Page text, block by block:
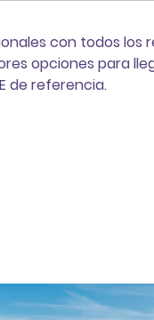
con todos los
opciones para
de referencia.